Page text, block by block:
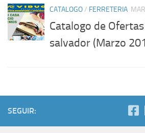
CATALOGO/ FERRETERIA
Catalogo de Ofertas
salvador (Marzo
SEGUIR: